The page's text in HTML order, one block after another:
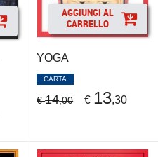
AGGIUNGI AL
CARRELLO
YOGA
CARTA
€14,00 € 13,30